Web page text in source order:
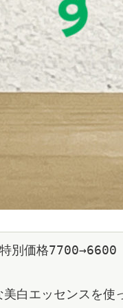
別価格7700→6600
美白エッセンスを使